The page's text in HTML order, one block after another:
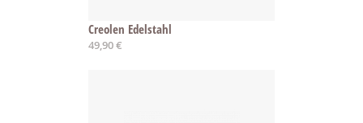
Creolen Edelstahl
49,90 €